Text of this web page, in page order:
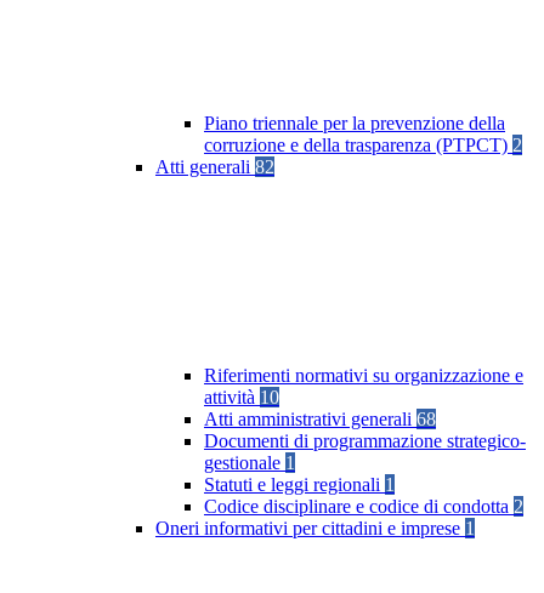
Piano triennale per la prevenzione della
corruzione e della trasparenza (PTPCT) 2
Atti generali 82
Riferimenti normativi su organizzazione e
attività 10
Atti amministrativi generali 68
Documenti di programmazione strategico-
gestionale 1
Statuti e leggi regionali 1
Codice disciplinare e codice di condotta 2
Oneri informativi per cittadini e imprese 1